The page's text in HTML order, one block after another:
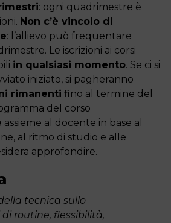
: ogni quadrimestre è
Non c’è vincolo di
: l’allievo può frequentare
Le iscrizioni ai corsi
in qualsiasi momento. Se ci si
iniziato, si pagheranno
rimanenti fino al termine del
del corso
assieme al docente in base al
al ritmo di studio e alle
approfondire.
tecnica sullo
di routine, flessibilità,